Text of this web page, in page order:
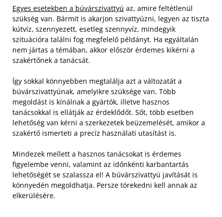
Egyes esetekben a búvárszivattyú az, amire feltétlenül
szükség van. Bármit is akarjon szivattyúzni, legyen az tiszta
kútvíz, szennyezett, esetleg szennyvíz, mindegyik
szituációra találni fog megfelelő példányt. Ha egyáltalán
nem jártas a témában, akkor először érdemes kikérni a
szakértőnek a tanácsát.
Így sokkal könnyebben megtalálja azt a változatát a
búvárszivattyúnak, amelyikre szüksége van. Több
megoldást is kínálnak a gyártók, illetve hasznos
tanácsokkal is ellátják az érdeklődőt. Sőt, több esetben
lehetőség van kérni a szerkezetek beüzemelését, amikor a
szakértő ismerteti a precíz használati utasítást is.
Mindezek mellett a hasznos tanácsokat is érdemes
figyelembe venni, valamint az időnkénti karbantartás
lehetőségét se szalassza el! A búvárszivattyú javítását is
könnyedén megoldhatja. Persze törekedni kell annak az
elkerülésére.